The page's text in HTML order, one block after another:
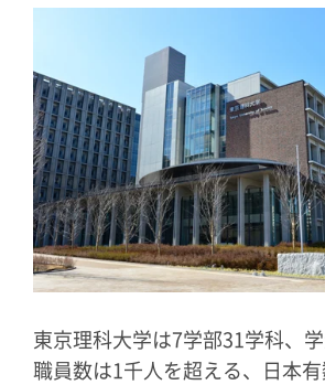
東京理科大学は7学部31学科、
職員数は1千人を超える、日本